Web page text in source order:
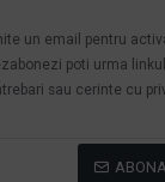
un email pentru
poti urma
sau cerinte cu